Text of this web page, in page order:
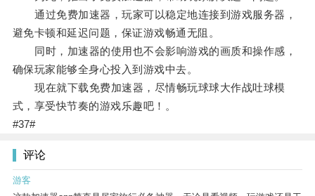
通过免费加速器，玩家可以稳定地连接到游戏服务器，
避免卡顿和延迟问题，保证游戏畅通无阻。
同时，加速器的使用也不会影响游戏的画质和操作感，
确保玩家能够全身心投入到游戏中去。
现在就下载免费加速器，尽情畅玩球球大作战吐球模
式，享受快节奏的游戏乐趣吧！。
#37#
评论
游客